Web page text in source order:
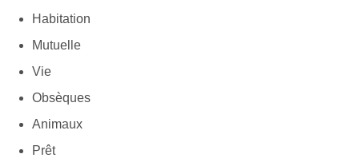
Habitation
Mutuelle
Vie
Obsèques
Animaux
Prêt